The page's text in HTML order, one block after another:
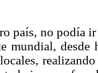
país, no podía ir
mundial,